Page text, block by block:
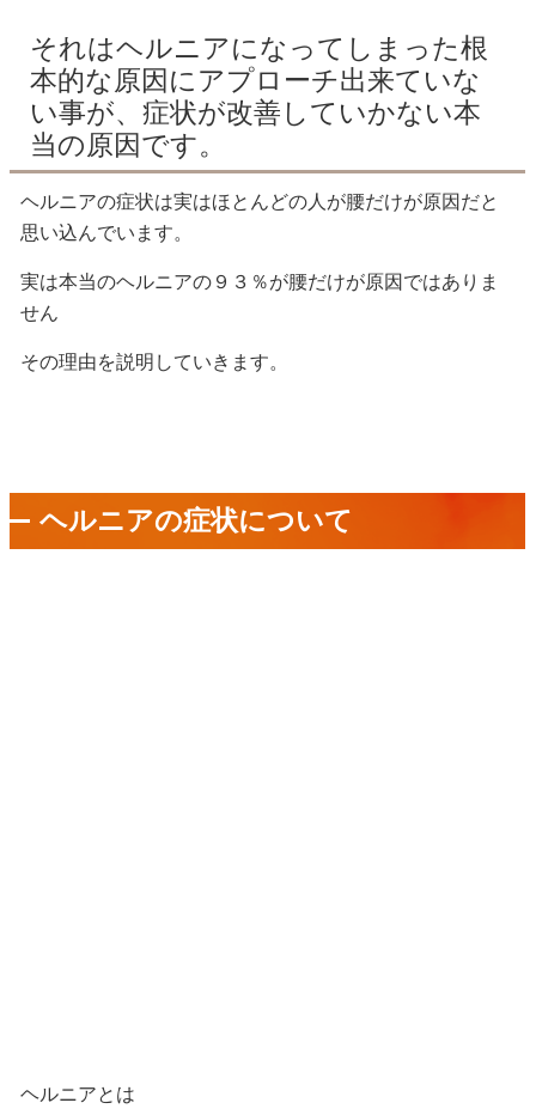
それはヘルニアになってしまった根
本的な原因にアプローチ出来ていな
い事が、症状が改善していかない本
当の原因です。
ヘルニアの症状は実はほとんどの人が腰だけが原因だと
思い込んでいます。
実は本当のヘルニアの９３％が腰だけが原因ではありま
せん
その理由を説明していきます。
ヘルニアの症状について
ヘルニアとは